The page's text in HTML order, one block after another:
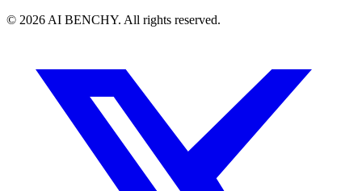
© 2026 AI BENCHY. All rights reserved.